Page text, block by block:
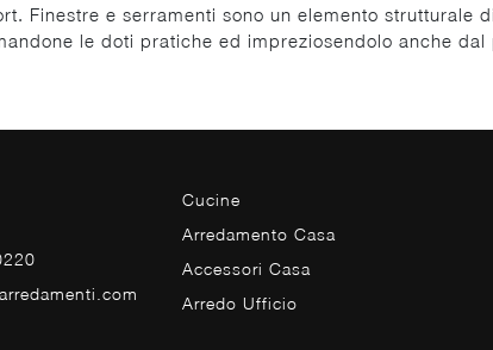
Finestre e serramenti sono un elemento strutturale
le doti pratiche ed impreziosendolo anche dal
Cucine
Arredamento Casa
Accessori Casa
Arredo Ufficio